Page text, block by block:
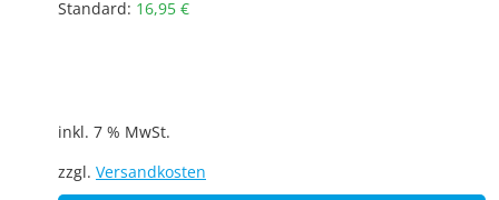
Standard: 16,95 €
inkl. 7 % MwSt.
zzgl. Versandkosten